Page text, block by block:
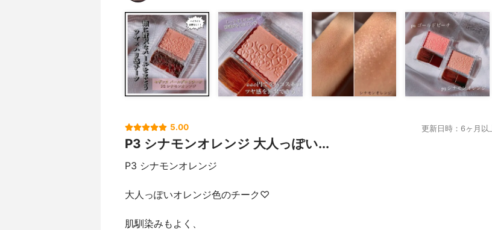
5.00 更新日時：6ヶ月以
P3 シナモンオレンジ 大人っぽい...
P3 シナモンオレンジ
大人っぽいオレンジ色のチーク♡
肌馴染みもよく、